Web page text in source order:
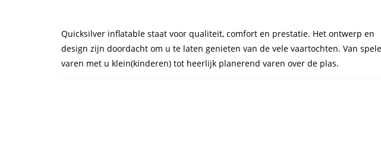
Quicksilver inflatable staat voor qualiteit, comfort en prestatie. Het ontwerp en
design zijn doordacht om u te laten genieten van de vele vaartochten. Van spele
varen met u klein(kinderen) tot heerlijk planerend varen over de plas.